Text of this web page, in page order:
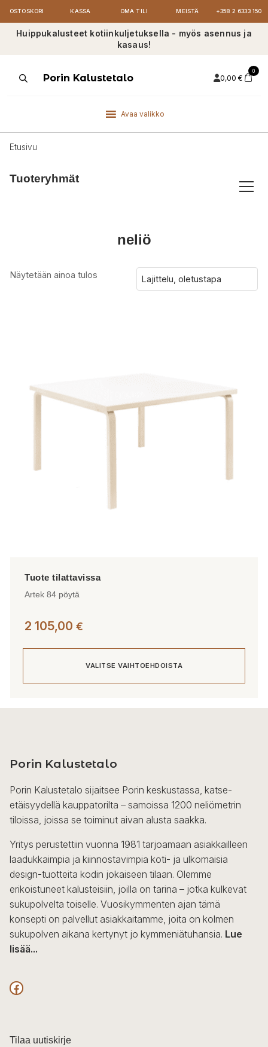
OSTOSKORI KASSA OMA TILI MEISTÄ +358 2 6333 150
Huippukalusteet kotiinkuljetuksella - myös asennus ja
kasaus!
ProductsPorin Kalustetalo 0,00 €
0
Avaa valikko
Etusivu
Tuoteryhmät
neliö
Näytetään ainoa tulos
Artek 84 pöytä
2 105,00 €
VALITSE VAIHTOEHDOISTA
muunnelma.
tehdä
valinnat
tuotteen
sivulla.
Porin Kalustetalo
Porin Kalustetalo sijaitsee Porin keskustassa, katse-
etäisyydellä kauppatorilta – samoissa 1200 neliömetrin
tiloissa, joissa se toiminut aivan alusta saakka.
Yritys perustettiin vuonna 1981 tarjoamaan asiakkailleen
laadukkaimpia ja kiinnostavimpia koti- ja ulkomaisia
design-tuotteita kodin jokaiseen tilaan. Olemme
erikoistuneet kalusteisiin, joilla on tarina – jotka kulkevat
sukupolvelta toiselle. Vuosikymmenten ajan tämä
konsepti on palvellut asiakkaitamme, joita on kolmen
sukupolven aikana kertynyt jo kymmeniätuhansia. Lue
lisää...
F
c
Tilaa uutiskirje